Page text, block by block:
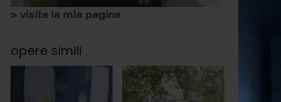
> visita la mia pagina
opere simili